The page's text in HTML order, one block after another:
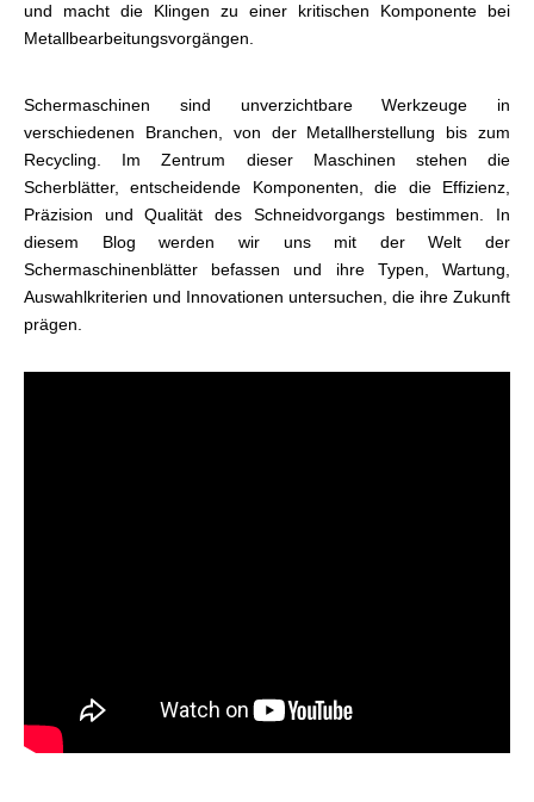
und macht die Klingen zu einer kritischen Komponente bei
Metallbearbeitungsvorgängen.
Schermaschinen sind unverzichtbare Werkzeuge in
verschiedenen Branchen, von der Metallherstellung bis zum
Recycling. Im Zentrum dieser Maschinen stehen die
Scherblätter, entscheidende Komponenten, die die Effizienz,
Präzision und Qualität des Schneidvorgangs bestimmen. In
diesem Blog werden wir uns mit der Welt der
Schermaschinenblätter befassen und ihre Typen, Wartung,
Auswahlkriterien und Innovationen untersuchen, die ihre Zukunft
prägen.